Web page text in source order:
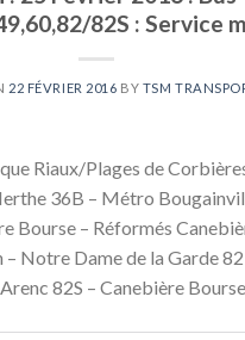
82S : Service
22 FÉVRIER 2016 BY TSM
Riaux/Plages de
36B – Métro
Bourse – Réformés
– Notre Dame de la Garde
82S – Canebière